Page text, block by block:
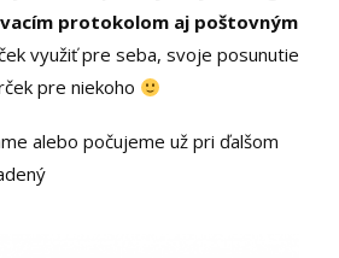
protokolom aj poštovným
využiť pre seba, svoje posunutie
pre niekoho
alebo počujeme už pri ďalšom